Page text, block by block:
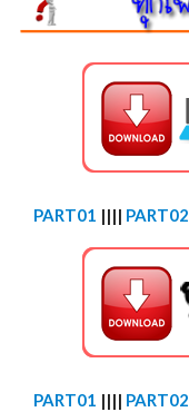
PART01 |||| PART02
PART01 |||| PART02